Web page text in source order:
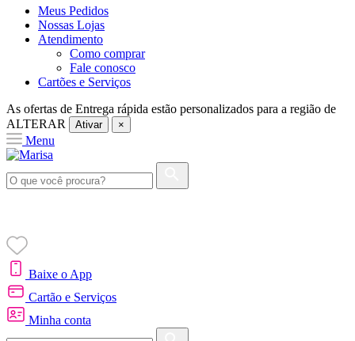
Meus Pedidos
Nossas Lojas
Atendimento
Como comprar
Fale conosco
Cartões e Serviços
As ofertas de Entrega rápida estão personalizados para a região de
ALTERAR
Ativar ×
Menu
Baixe o App
Cartão e Serviços
Minha conta